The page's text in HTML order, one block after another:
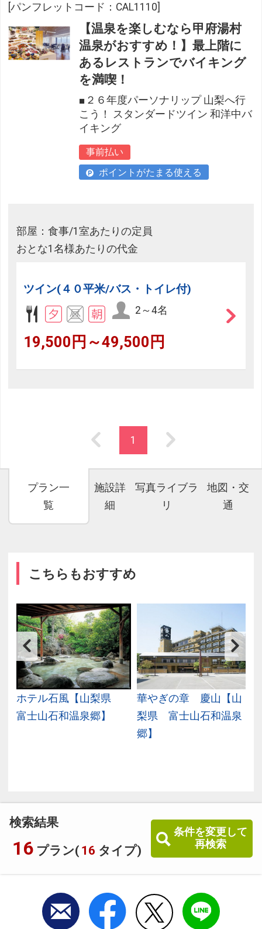
検索結果
16 プラン( 16 タイプ)
条件を変更して
再検索
[パンフレットコード：CAL1110]
【温泉を楽しむなら甲府湯村
温泉がおすすめ！】最上階に
あるレストランでバイキング
を満喫！
■２６年度パーソナリップ 山梨へ行
こう！ スタンダードツイン 和洋中バ
イキング
事前払い
ポイントがたまる使える
部屋：食事/1室あたりの定員
おとな1名様あたりの代金
ツイン(４０平米/バス・トイレ付)
2～4名
19,500円～49,500円
1
プラン一
覧
施設詳
細
写真ライブラ
リ
地図・交
通
こちらもおすすめ
ホテル石風【山梨県
富士山石和温泉郷】
華やぎの章 慶山【山
梨県 富士山石和温泉
郷】